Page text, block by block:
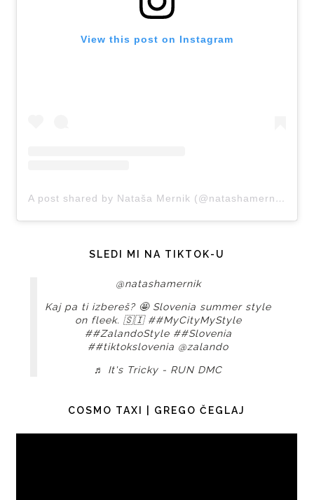
View this post on Instagram
A post shared by Nataša Mernik (@natashamernik)
SLEDI MI NA TIKTOK-U
@natashamernik
Kaj pa ti izbereš? 🤩 Slovenia summer style
on fleek. 🇸🇮 ##MyCityMyStyle
##ZalandoStyle ##Slovenia
##tiktokslovenia @zalando
♬ It's Tricky - RUN DMC
COSMO TAXI | GREGO ČEGLAJ